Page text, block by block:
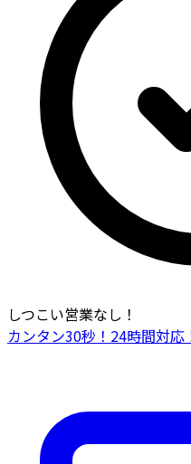
しつこい営業なし！
カンタン30秒！24時間対応